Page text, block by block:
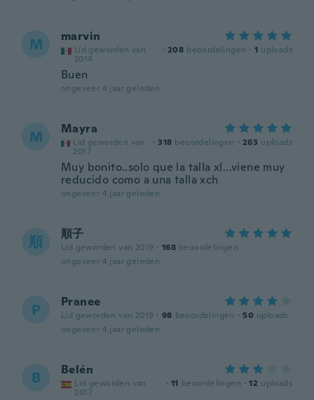
M marvin
Lid geworden van
2014
· 208 beoordelingen · 1 uploads
Buen
ongeveer 4 jaar geleden
M Mayra
Lid geworden van
2017
· 318 beoordelingen · 263 uploads
Muy bonito..solo que la talla xl...viene muy
reducido como a una talla xch
ongeveer 4 jaar geleden
順 順子
Lid geworden van 2019 · 168 beoordelingen
ongeveer 4 jaar geleden
P Pranee
Lid geworden van 2019 · 98 beoordelingen · 50 uploads
ongeveer 4 jaar geleden
B Belén
Lid geworden van
2017
· 11 beoordelingen · 12 uploads